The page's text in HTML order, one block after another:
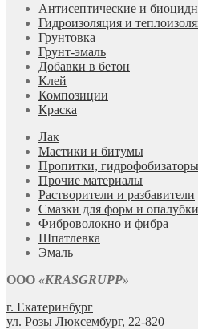
Антисептические и
Гидроизоляция и
Грунтовка
Грунт-эмаль
Добавки в бетон
Клей
Композиции
Краска
Лак
Мастики и битумы
Пропитки, гидрофобизаторы
Прочие материалы
Растворители и разбавители
Смазки для форм и опалубки
Фиброволокно и фибра
Шпатлевка
Эмаль
ООО «KRASGRUPP»
г. Екатеринбург
ул. Розы Люксембург, 22-820